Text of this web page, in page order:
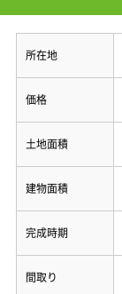
所在地
価格
土地面積
建物面積
完成時期
間取り